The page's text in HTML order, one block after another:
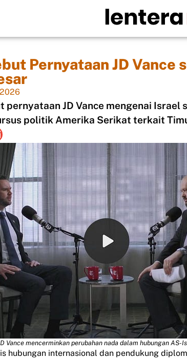
Pernyataan JD Vance
pernyataan JD Vance mengenai Israel
politik Amerika Serikat terkait
Vance mencerminkan perubahan nada dalam hubungan AS-
hubungan internasional dan pendukung